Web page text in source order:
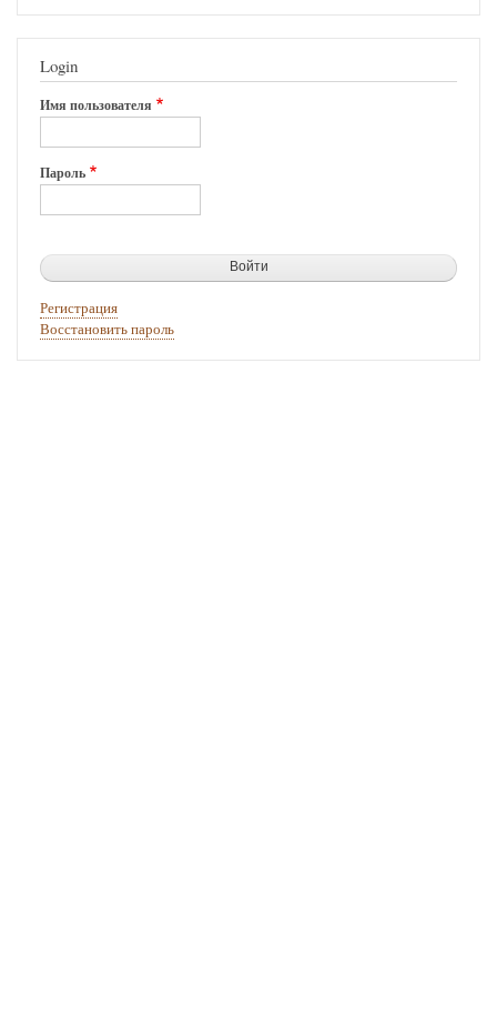
Login
Имя пользователя
Пароль
Регистрация
Восстановить пароль